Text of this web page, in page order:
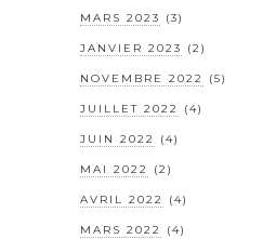
MARS 2023 (3)
JANVIER 2023 (2)
NOVEMBRE 2022 (5)
JUILLET 2022 (4)
JUIN 2022 (4)
MAI 2022 (2)
AVRIL 2022 (4)
MARS 2022 (4)